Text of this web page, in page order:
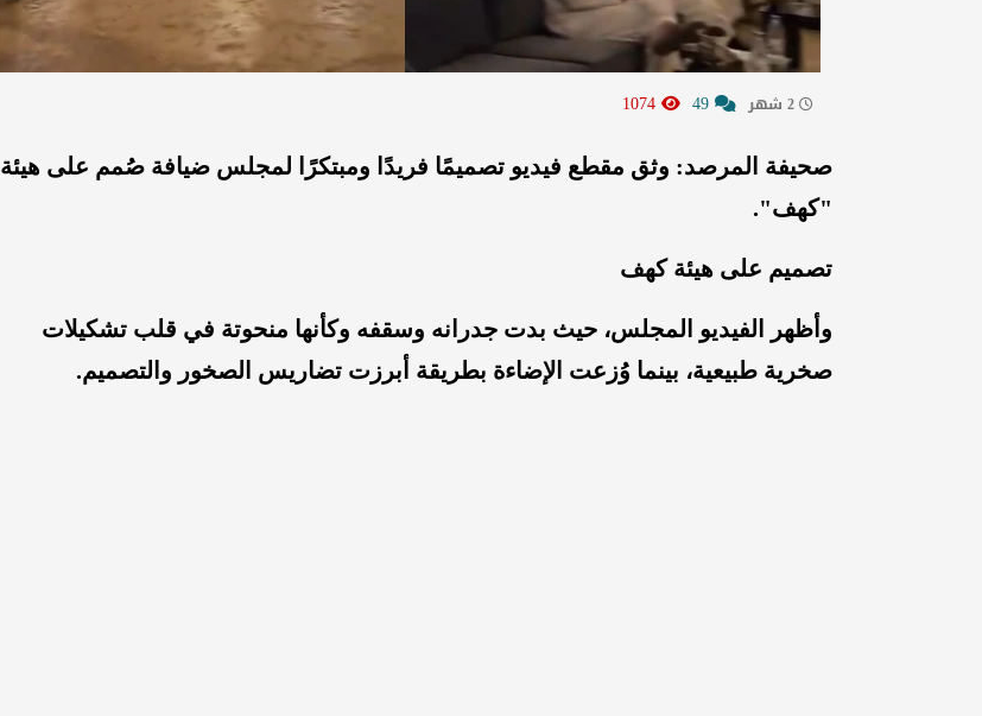
صحيفة المرصد: وثق مقطع فيديو تصميمًا فريدًا ومبتكرًا لمجلس ضيافة صُمم على هيئة
"كهف".
تصميم على هيئة كهف
وأظهر الفيديو المجلس، حيث بدت جدرانه وسقفه وكأنها منحوتة في قلب تشكيلات
صخرية طبيعية، بينما وُزعت الإضاءة بطريقة أبرزت تضاريس الصخور والتصميم.